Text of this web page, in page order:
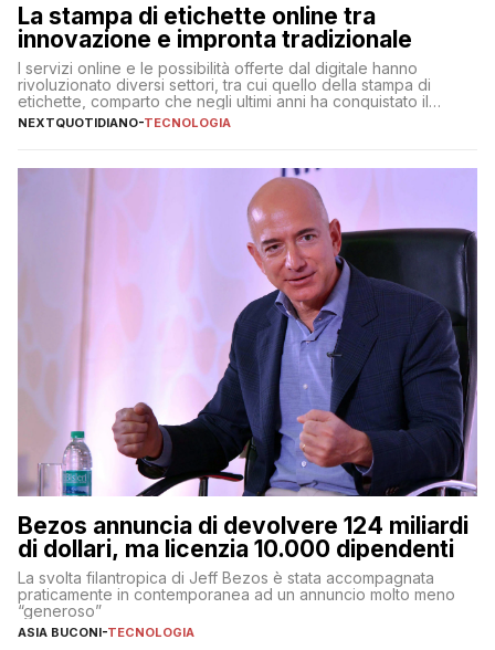
La stampa di etichette online tra
innovazione e impronta tradizionale
I servizi online e le possibilità offerte dal digitale hanno
rivoluzionato diversi settori, tra cui quello della stampa di
etichette, comparto che negli ultimi anni ha conquistato il
mercato quasi come un mondo a sé, indipendentemente dagli
altri prodotti stampati. Sono diverse, infatti, le aziende
proposte e […]
NEXTQUOTIDIANO-TECNOLOGIA
Bezos annuncia di devolvere 124 miliardi
di dollari, ma licenzia 10.000 dipendenti
La svolta filantropica di Jeff Bezos è stata accompagnata
praticamente in contemporanea ad un annuncio molto meno
“generoso”
ASIA BUCONI-TECNOLOGIA